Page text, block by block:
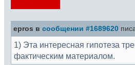
epros в сообщении #1689620
1) Эта интересная гипотеза
фактическим материалом.